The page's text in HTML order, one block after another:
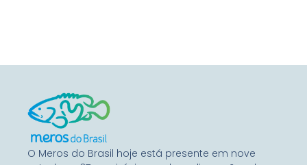
O Meros do Brasil hoje está presente em nove